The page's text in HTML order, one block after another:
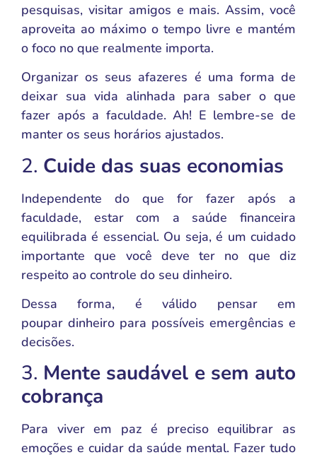
pesquisas, visitar amigos e mais. Assim, você
aproveita ao máximo o tempo livre e mantém
o foco no que realmente importa.
Organizar os seus afazeres é uma forma de
deixar sua vida alinhada para saber o que
fazer após a faculdade. Ah! E lembre-se de
manter os seus horários ajustados.
2. Cuide das suas economias
Independente do que for fazer após a
faculdade, estar com a saúde financeira
equilibrada é essencial. Ou seja, é um cuidado
importante que você deve ter no que diz
respeito ao controle do seu dinheiro.
Dessa forma, é válido pensar em
poupar dinheiro para possíveis emergências e
decisões.
3. Mente saudável e sem auto
cobrança
Para viver em paz é preciso equilibrar as
emoções e cuidar da saúde mental. Fazer tudo